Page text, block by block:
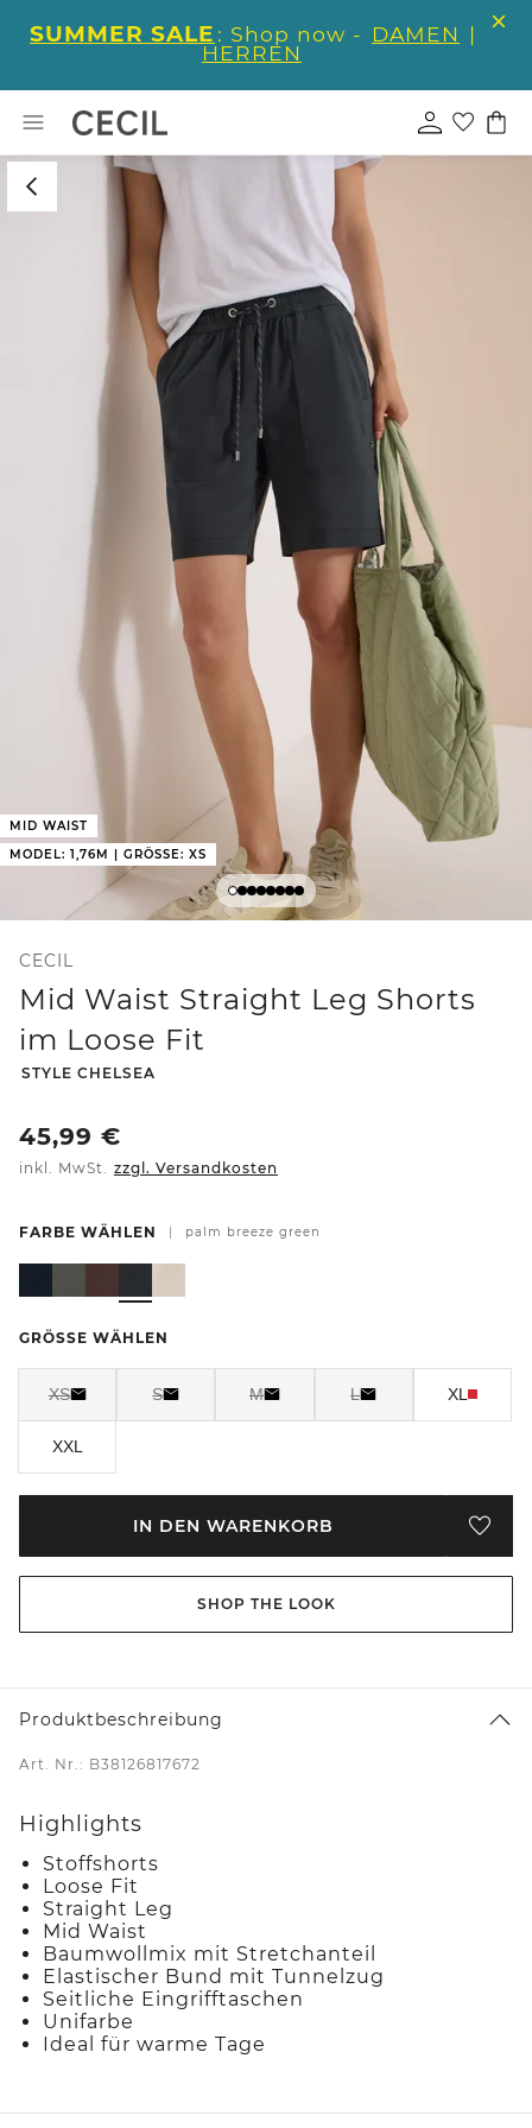
SUMMER SALE : Shop now - DAMEN |
HERREN
MID WAIST
MODEL: 1,76M | GRÖSSE: XS
CECIL
Mid Waist Straight Leg Shorts
im Loose Fit
-
STYLE CHELSEA
45,99 €
inkl. MwSt. zzgl. Versandkosten
FARBE WÄHLEN palm breeze green
GRÖSSE WÄHLEN
XS S M L XL
XXL
IN DEN WARENKORB
SHOP THE LOOK
Produktbeschreibung
Art. Nr.: B38126817672
Highlights
Stoffshorts
Loose Fit
Straight Leg
Mid Waist
Baumwollmix mit Stretchanteil
Elastischer Bund mit Tunnelzug
Seitliche Eingrifftaschen
Unifarbe
Ideal für warme Tage